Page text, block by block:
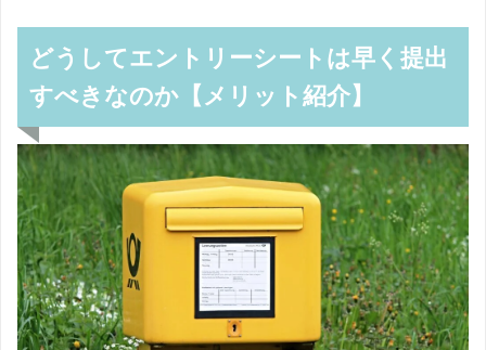
どうしてエントリーシートは早く提出
すべきなのか【メリット紹介】